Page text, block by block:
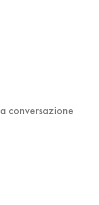
conversazione